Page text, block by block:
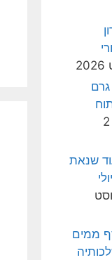
2
שנאת
ממים